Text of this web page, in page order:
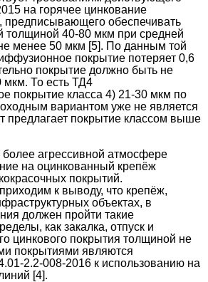
на горячее цинкование
предписывающего обеспечивать
толщиной 40-80 мкм при средней
менее 50 мкм [5]. По данным той
покрытие потеряет 0,6
покрытие должно быть не
мкм. То есть ТД4
покрытие класса 4) 21-30 мкм по
вариантом уже не является
предлагает покрытие классом выше
более агрессивной атмосфере
на оцинкованный крепёж
покрытий.
к выводу, что крепёж,
объектах, в
должен пройти такие
как закалка, отпуск и
цинкового покрытия толщиной не
покрытиями являются
2.2-008-2016 к использованию на
[4].